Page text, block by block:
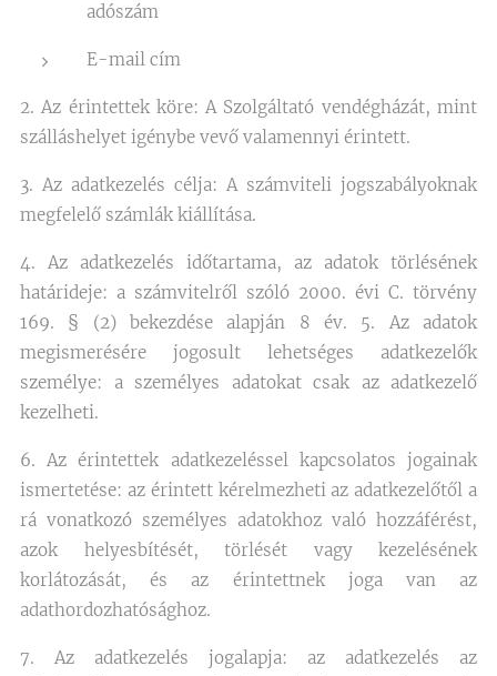
adószám
E-mail cím
2. Az érintettek köre: A Szolgáltató vendégházát, mint
szálláshelyet igénybe vevő valamennyi érintett.
3. Az adatkezelés célja: A számviteli jogszabályoknak
megfelelő számlák kiállítása.
4. Az adatkezelés időtartama, az adatok törlésének
határideje: a számvitelről szóló 2000. évi C. törvény
169. § (2) bekezdése alapján 8 év. 5. Az adatok
megismerésére jogosult lehetséges adatkezelők
személye: a személyes adatokat csak az adatkezelő
kezelheti.
6. Az érintettek adatkezeléssel kapcsolatos jogainak
ismertetése: az érintett kérelmezheti az adatkezelőtől a
rá vonatkozó személyes adatokhoz való hozzáférést,
azok helyesbítését, törlését vagy kezelésének
korlátozását, és az érintettnek joga van az
adathordozhatósághoz.
7. Az adatkezelés jogalapja: az adatkezelés az